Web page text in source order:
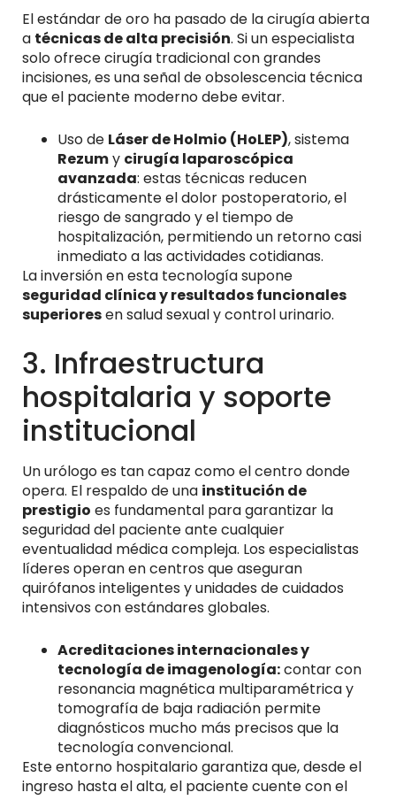
El estándar de oro ha pasado de la cirugía abierta
a técnicas de alta precisión. Si un especialista
solo ofrece cirugía tradicional con grandes
incisiones, es una señal de obsolescencia técnica
que el paciente moderno debe evitar.
Uso de Láser de Holmio (HoLEP), sistema
Rezumy cirugía laparoscópica
avanzada: estas técnicas reducen
drásticamente el dolor postoperatorio, el
riesgo de sangrado y el tiempo de
hospitalización, permitiendo un retorno casi
inmediato a las actividades cotidianas.
La inversión en esta tecnología supone
seguridad clínica y resultados funcionales
superioresen salud sexual y control urinario.
3. Infraestructura
hospitalaria y soporte
institucional
Un urólogo es tan capaz como el centro donde
opera. El respaldo de una institución de
prestigio es fundamental para garantizar la
seguridad del paciente ante cualquier
eventualidad médica compleja. Los especialistas
líderes operan en centros que aseguran
quirófanos inteligentes y unidades de cuidados
intensivos con estándares globales.
Acreditaciones internacionales y
tecnología de imagenología:contar con
resonancia magnética multiparamétrica y
tomografía de baja radiación permite
diagnósticos mucho más precisos que la
tecnología convencional.
Este entorno hospitalario garantiza que, desde el
ingreso hasta el alta, el paciente cuente con el